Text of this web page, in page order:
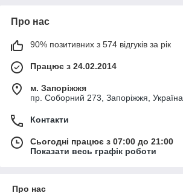
Про нас
90% позитивних з 574 відгуків за рік
Працює з 24.02.2014
м. Запоріжжя
пр. Соборний 273, Запоріжжя, Україна
Контакти
Сьогодні працює з 07:00 до 21:00
Показати весь графік роботи
Про нас